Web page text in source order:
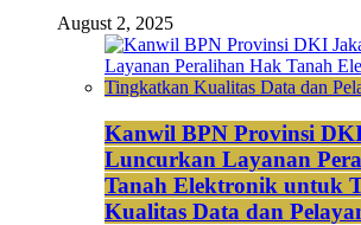
August 2, 2025
Kanwil BPN Provinsi
Luncurkan Layanan
Tanah Elektronik untuk
Kualitas Data dan